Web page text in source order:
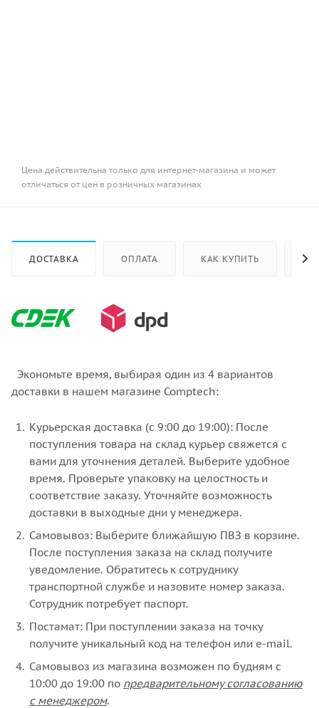
Цена действительна только для интернет-магазина и может
отличаться от цен в розничных магазинах
ДОСТАВКА ОПЛАТА КАК КУПИТЬ
Экономьте время, выбирая один из 4 вариантов
доставки в нашем магазине Comptech:
Курьерская доставка (с 9:00 до 19:00): После
поступления товара на склад курьер свяжется с
вами для уточнения деталей. Выберите удобное
время. Проверьте упаковку на целостность и
соответствие заказу. Уточняйте возможность
доставки в выходные дни у менеджера.
Самовывоз: Выберите ближайшую ПВЗ в корзине.
После поступления заказа на склад получите
уведомление. Обратитесь к сотруднику
транспортной службе и назовите номер заказа.
Сотрудник потребует паспорт.
Постамат: При поступлении заказа на точку
получите уникальный код на телефон или e-mail.
Самовывоз из магазина возможен по будням с
10:00 до 19:00 по предварительному согласованию
с менеджером.